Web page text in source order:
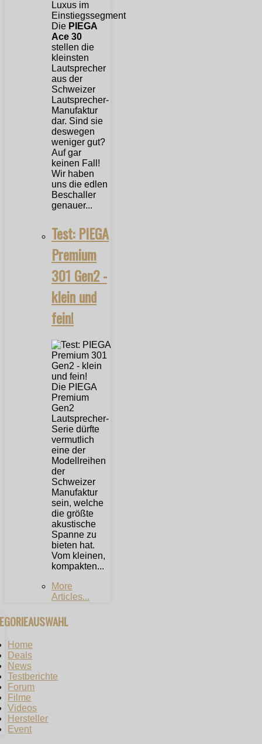
Die PIEGA
Ace 30
stellen die
kleinsten
Lautsprecher
aus der
Schweizer
Lautsprecher-
Manufaktur
dar. Sind sie
deswegen
weniger gut?
Auf gar
keinen Fall!
Wir haben
uns die edlen
Beschaller
genauer...
Test: PIEGA
Premium
301 Gen2 -
klein und
fein!
Die PIEGA
Premium
Gen2
Lautsprecher-
Serie dürfte
vermutlich
eine der
Modellreihen
der
Schweizer
Manufaktur
sein, welche
die größte
akustische
Spanne zu
bieten hat.
Vom kleinen,
kompakten...
More
Articles...
Home
Deals
News
Testberichte
Forum
Filme
Videos
Hersteller
Event